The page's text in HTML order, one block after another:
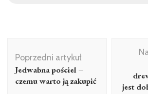
wpisu
Poprzedni artykuł
Jedwabna pościel –
czemu warto ją zakupić
jest